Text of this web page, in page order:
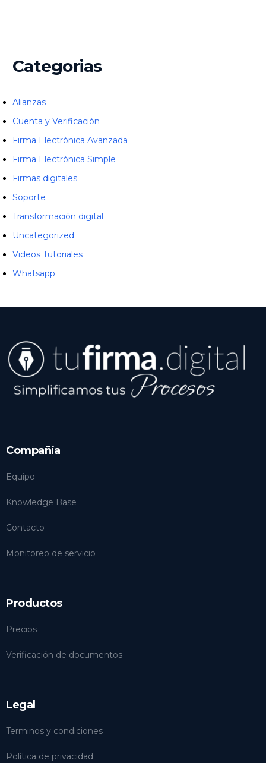
Categorias
Alianzas
Cuenta y Verificación
Firma Electrónica Avanzada
Firma Electrónica Simple
Firmas digitales
Soporte
Transformación digital
Uncategorized
Videos Tutoriales
Whatsapp
Compañía
Equipo
Knowledge Base
Contacto
Monitoreo de servicio
Productos
Precios
Verificación de documentos
Legal
Terminos y condiciones
Política de privacidad